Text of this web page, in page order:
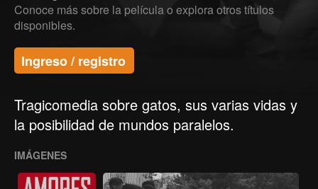
Conoce más sobre la película o explora otros títulos
disponibles.
Ingreso / registro
Tragicomedia sobre gatos, sus varias vidas y
la posibilidad de mundos paralelos.
IMÁGENES